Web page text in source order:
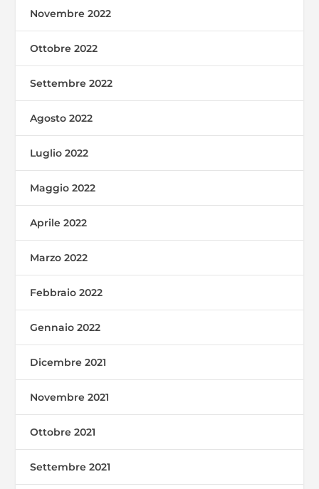
Novembre 2022
Ottobre 2022
Settembre 2022
Agosto 2022
Luglio 2022
Maggio 2022
Aprile 2022
Marzo 2022
Febbraio 2022
Gennaio 2022
Dicembre 2021
Novembre 2021
Ottobre 2021
Settembre 2021